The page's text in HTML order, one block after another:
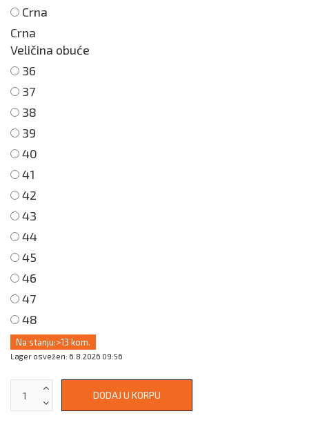
Crna
Crna
Veličina obuće
36
37
38
39
40
41
42
43
44
45
46
47
48
Na stanju:>13 kom.
Lager osvežen: 6.8.2026 09:56